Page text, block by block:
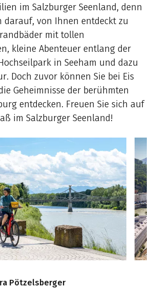
im Salzburger Seenland, denn
darauf, von Ihnen entdeckt zu
mit tollen
kleine Abenteuer entlang der
in Seeham und dazu
Doch zuvor können Sie bei Eis
Geheimnisse der berühmten
entdecken. Freuen Sie sich auf
im Salzburger Seenland!
Pötzelsberger